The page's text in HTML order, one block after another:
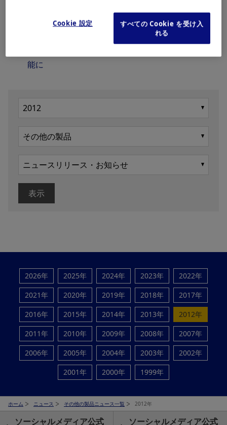
2012年07月05日 ニュース
日常生活で利用可能なウェアラブルディスプレ
能に
表示
2026年 2025年 2024年 2023年
2022年
2021年
2020年 2019年 2018年
2017年
2016年
2015年 2014年 2013年
2012年
2011年
2010年 2009年 2008年
2007年
2006年
2005年 2004年 2003年
2002年
2001年
2000年 1999年
ホーム ニュース その他の製品ニュース一覧 2012年
ソーシャルメディア公式 ソーシャルメディア公式
Cookie 設定
すべての Cookie を受け入
れる